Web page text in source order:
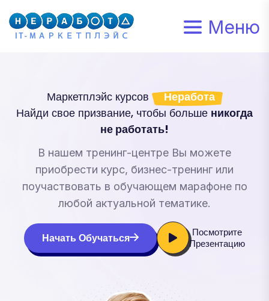
Меню
Маркетплэйс курсов
Неработа
Найди свое призвание, чтобы больше никогда
не работать!
В нашем тренинг-центре Вы можете
приобрести курс, бизнес-тренинг или
поучаствовать в обучающем марафоне по
любой актуальной тематике.
Начать Обучаться
Посмотрите
Презентацию